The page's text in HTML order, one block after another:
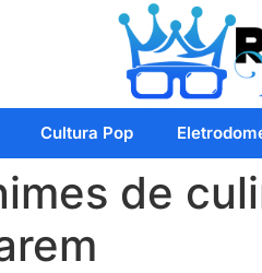
Cultura Pop
de